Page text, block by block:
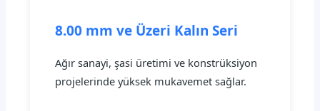
8.00 mm ve Üzeri Kalın Seri
Ağır sanayi, şasi üretimi ve konstrüksiyon
projelerinde yüksek mukavemet sağlar.